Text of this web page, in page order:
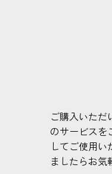
ご購入いただ
のサービスを
してご使用
ましたらお気